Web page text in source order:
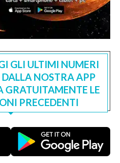
GLI ULTIMI NUMERI
NOSTRA APP
GRATUITAMENTE LE
PRECEDENTI